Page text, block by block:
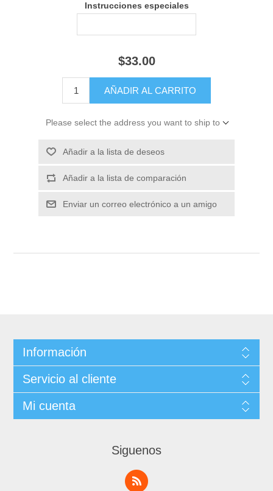
Instrucciones especiales
$33.00
Please select the address you want to ship to
Información
Servicio al cliente
Mi cuenta
Siguenos